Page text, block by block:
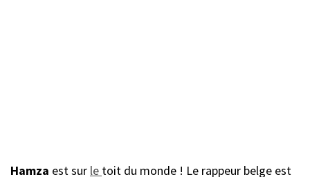
Hamza est sur le toit du monde ! Le rappeur belge est